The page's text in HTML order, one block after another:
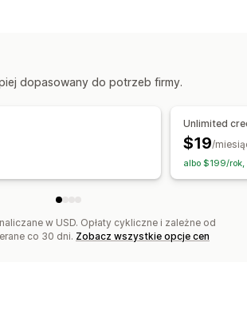
raporty
dopasowany do potrzeb firmy.
Unlimited
$19/
albo $199/rok,
w USD. Opłaty cykliczne i zależne od
co 30 dni. Zobacz wszystkie opcje cen